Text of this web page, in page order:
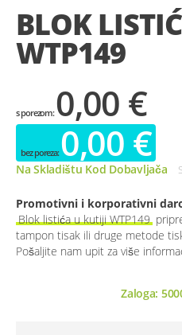
beginning
of
the
images
BLOK
WTP149
0,00 €
0,00 €
Na Skladištu Kod Dobavljača
Promotivni i korporativni
Blok listića u kutiji WTP149
tampon tisak ili druge metode
Pošaljite nam upit za više
Zaloga: